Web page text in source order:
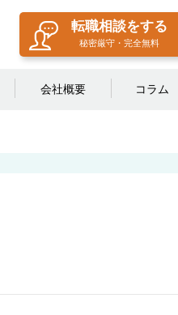
転職相談をする
秘密厳守・完全無料
会社概要 コラム